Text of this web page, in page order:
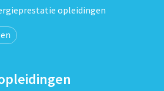
opleidingen